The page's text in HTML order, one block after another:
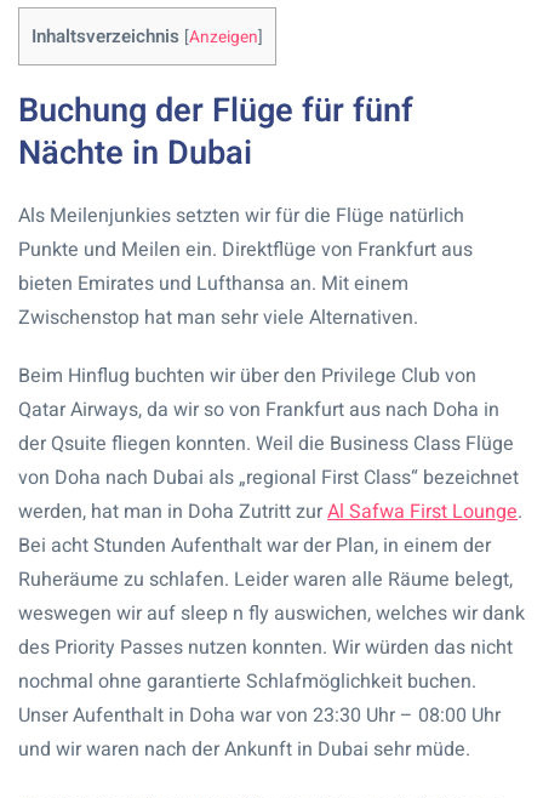
Inhaltsverzeichnis [Anzeigen]
Buchung der Flüge für fünf
Nächte in Dubai
Als Meilenjunkies setzten wir für die Flüge natürlich
Punkte und Meilen ein. Direktflüge von Frankfurt aus
bieten Emirates und Lufthansa an. Mit einem
Zwischenstop hat man sehr viele Alternativen.
Beim Hinflug buchten wir über den Privilege Club von
Qatar Airways, da wir so von Frankfurt aus nach Doha in
der Qsuite fliegen konnten. Weil die Business Class Flüge
von Doha nach Dubai als „regional First Class“ bezeichnet
werden, hat man in Doha Zutritt zurAl Safwa First Lounge.
Bei acht Stunden Aufenthalt war der Plan, in einem der
Ruheräume zu schlafen. Leider waren alle Räume belegt,
weswegen wir auf sleep n fly auswichen, welches wir dank
des Priority Passes nutzen konnten. Wir würden das nicht
nochmal ohne garantierte Schlafmöglichkeit buchen.
Unser Aufenthalt in Doha war von 23:30 Uhr – 08:00 Uhr
und wir waren nach der Ankunft in Dubai sehr müde.